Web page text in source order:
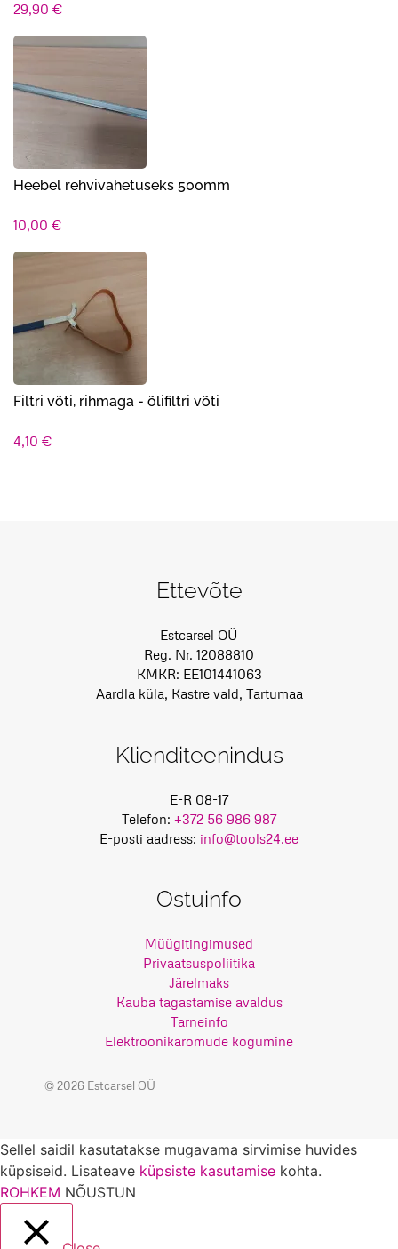
29,90 €
Heebel rehvivahetuseks 500mm
10,00 €
Filtri võti, rihmaga - õlifiltri võti
4,10 €
Ettevõte
Estcarsel OÜ
Reg. Nr. 12088810
KMKR: EE101441063
Aardla küla, Kastre vald, Tartumaa
Klienditeenindus
E-R 08-17
Telefon: +372 56 986 987
E-posti aadress: info@tools24.ee
Ostuinfo
Müügitingimused
Privaatsuspoliitika
Järelmaks
Kauba tagastamise avaldus
Tarneinfo
Elektroonikaromude kogumine
© 2026 Estcarsel OÜ
Sellel saidil kasutatakse mugavama sirvimise huvides
küpsiseid. Lisateave küpsiste kasutamise kohta.
ROHKEM NÕUSTUN